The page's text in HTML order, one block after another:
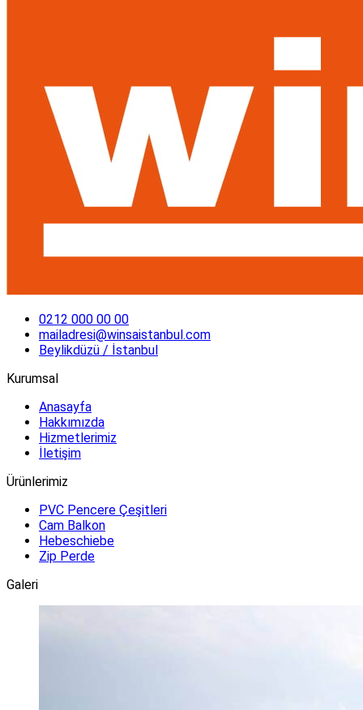
0212 000 00 00
mailadresi@winsaistanbul.com
Beylikdüzü / İstanbul
Kurumsal
Anasayfa
Hakkımızda
Hizmetlerimiz
İletişim
Ürünlerimiz
PVC Pencere Çeşitleri
Cam Balkon
Hebeschiebe
Zip Perde
Galeri